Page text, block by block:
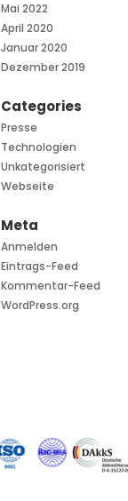
Mai 2022
April 2020
Januar 2020
Dezember 2019
Categories
Presse
Technologien
Unkategorisiert
Webseite
Meta
Anmelden
Eintrags-Feed
Kommentar-Feed
WordPress.org